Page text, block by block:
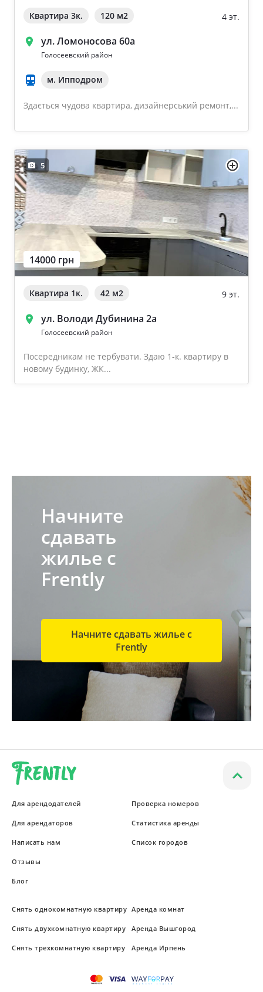
Квартира 3к. 120 м2 4 эт.
ул. Ломоносова 60а
Голосеевский район
м. Ипподром
Здається чудова квартира, дизайнерський ремонт,...
5
14000 грн
Квартира 1к. 42 м2 9 эт.
ул. Володи Дубинина 2а
Голосеевский район
Посередникам не тербувати. Здаю 1-к. квартиру в
новому будинку, ЖК...
Начните
сдавать
жилье с
Frently
Начните сдавать жилье с
Frently
Для арендодателей
Для арендаторов
Написать нам
Отзывы
Блог
Проверка номеров
Статистика аренды
Список городов
Снять однокомнатную квартиру
Снять двухкомнатную квартиру
Снять трехкомнатную квартиру
Аренда комнат
Аренда Вышгород
Аренда Ирпень